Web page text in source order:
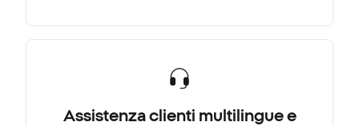
Assistenza clienti multilingue e